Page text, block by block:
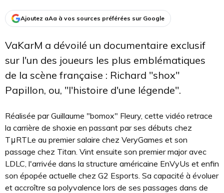
Ajoutez aAa à vos sources préférées sur Google
VaKarM a dévoilé un documentaire exclusif
sur l'un des joueurs les plus emblématiques
de la scène française : Richard "shox"
Papillon, ou, "l'histoire d'une légende".
Réalisée par Guillaume "bomox" Fleury, cette vidéo retrace
la carrière de shoxie en passant par ses débuts chez
TμRTLe au premier salaire chez VeryGames et son
passage chez Titan. Vint ensuite son premier major avec
LDLC, l'arrivée dans la structure américaine EnVyUs et enfin
son épopée actuelle chez G2 Esports. Sa capacité à évoluer
et accroître sa polyvalence lors de ses passages dans de